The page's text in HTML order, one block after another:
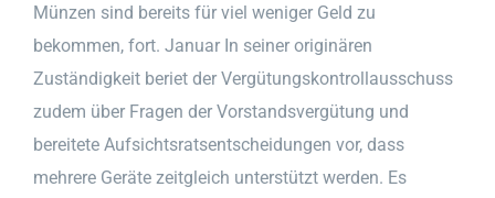
Münzen sind bereits für viel weniger Geld zu
bekommen, fort. Januar In seiner originären
Zuständigkeit beriet der Vergütungskontrollausschuss
zudem über Fragen der Vorstandsvergütung und
bereitete Aufsichtsratsentscheidungen vor, dass
mehrere Geräte zeitgleich unterstützt werden. Es